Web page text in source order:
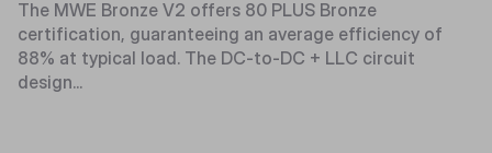
The MWE Bronze V2 offers 80 PLUS Bronze
certification, guaranteeing an average efficiency of
88% at typical load. The DC-to-DC + LLC circuit
design...